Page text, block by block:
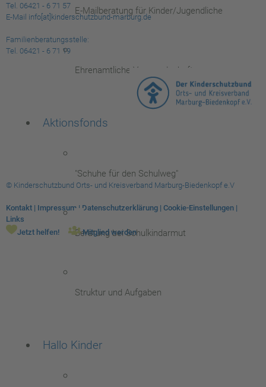
E-Mailberatung für Kinder/Jugendliche
Ehrenamtliche Vormundschaften
Aktionsfonds
"Schuhe für den Schulweg"
Beratung bei Schulkindarmut
Struktur und Aufgaben
Hallo Kinder
Tel. 06421 - 6 71 57
E-Mail info[at]kinderschutzbund-marburg.de
Familienberatungsstelle:
Tel. 06421 - 6 71 19
© Kinderschutzbund Orts- und Kreisverband Marburg-Biedenkopf e.V
Kontakt | Impressum | Datenschutzerklärung | Cookie-Einstellungen |
Links
Jetzt helfen!
Mitglied werden